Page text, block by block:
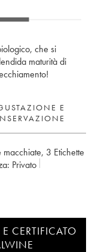
che si
maturità di
E
macchiate, 3 Etichette
privato
CERTIFICATO